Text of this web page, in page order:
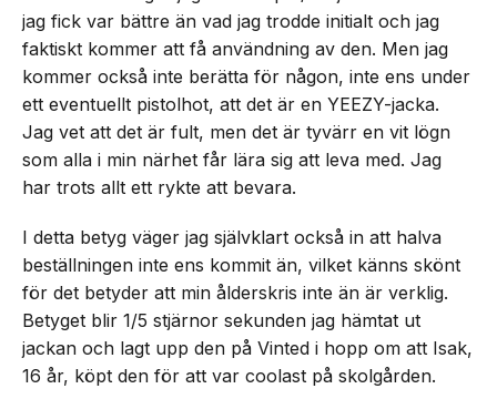
jag fick var bättre än vad jag trodde initialt och jag
faktiskt kommer att få användning av den. Men jag
kommer också inte berätta för någon, inte ens under
ett eventuellt pistolhot, att det är en YEEZY-jacka.
Jag vet att det är fult, men det är tyvärr en vit lögn
som alla i min närhet får lära sig att leva med. Jag
har trots allt ett rykte att bevara.
I detta betyg väger jag självklart också in att halva
beställningen inte ens kommit än, vilket känns skönt
för det betyder att min ålderskris inte än är verklig.
Betyget blir 1/5 stjärnor sekunden jag hämtat ut
jackan och lagt upp den på Vinted i hopp om att Isak,
16 år, köpt den för att var coolast på skolgården.